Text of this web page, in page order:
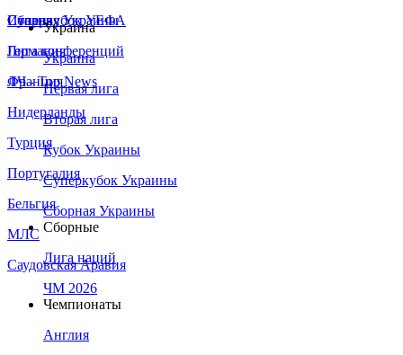
Сборная Украины
Италия
Германия
Франция
Нидерланды
Турция
Португалия
Бельгия
МЛС
Саудовская Аравия
Суперкубок УЕФА
Лига конференций
ЛЧ - Top News
Украина
Украина
Первая лига
Вторая лига
Кубок Украины
Суперкубок Украины
Сборная Украины
Сборные
Лига наций
ЧМ 2026
Чемпионаты
Англия